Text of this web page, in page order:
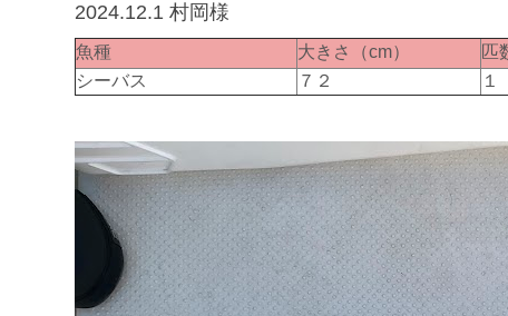
2024.12.1 村岡様
魚種 大きさ（cm） 匹
シーバス
７２ １